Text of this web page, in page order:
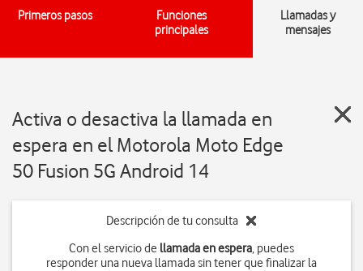
Primeros pasos
Funciones
principales
Llamadas y
mensajes
Activa o desactiva la llamada en
espera en el Motorola Moto Edge
50 Fusion 5G Android 14
Descripción de tu consulta
Con el servicio de llamada en espera, puedes
responder una nueva llamada sin tener que finalizar la